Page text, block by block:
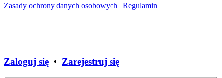
Zasady ochrony danych osobowych | Regulamin
Zaloguj się • Zarejestruj się